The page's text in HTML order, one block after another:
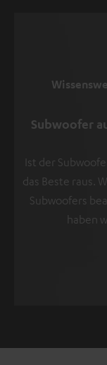
Subwoofer
Ist der
das Beste raus.
Subwoofers
haben